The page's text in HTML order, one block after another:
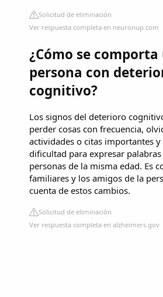
Solicitud de eliminación
Ver respuesta completa en neuronup.com
¿Cómo se comporta
persona con
cognitivo?
Los signos del deterioro
perder cosas con frecuencia,
actividades o citas importantes
dificultad para expresar
personas de la misma edad. Es
familiares y los amigos de la
cuenta de estos cambios.
Solicitud de eliminación
Ver respuesta completa en alzheimers.gov